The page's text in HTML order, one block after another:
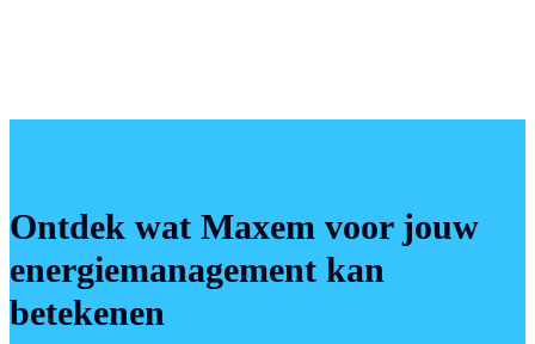
Ontdek wat Maxem voor jouw
energiemanagement kan
betekenen